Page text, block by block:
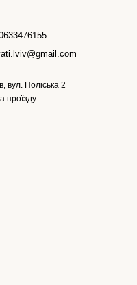
вул. Поліська 2
проїзду